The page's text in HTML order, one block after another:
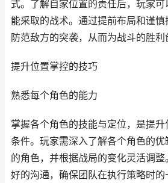
式。了解自家位置的责任后，玩家
能采取的战术。通过提前布局和谨
防范敌方的突袭，从而为战斗的胜利
提升位置掌控的技巧
熟悉每个角色的能力
掌握各个角色的技能与定位，是提
条件。玩家需深入了解各个角色的
的角色，并根据战局的变化灵活调
好的沟通，确保团队在执行策略时的